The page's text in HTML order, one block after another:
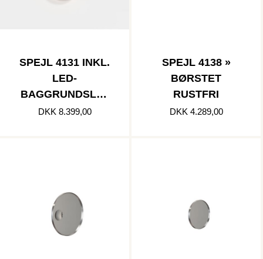
SPEJL 4131 INKL.
LED-
BAGGRUNDSLYS
» BØRSTET
DKK 8.399,00
SPEJL 4138 »
BØRSTET
RUSTFRI
DKK 4.289,00